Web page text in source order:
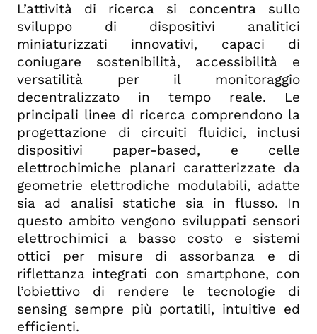
L’attività di ricerca si concentra sullo
sviluppo di dispositivi analitici
miniaturizzati innovativi, capaci di
coniugare sostenibilità, accessibilità e
versatilità per il monitoraggio
decentralizzato in tempo reale. Le
principali linee di ricerca comprendono la
progettazione di circuiti fluidici, inclusi
dispositivi paper-based, e celle
elettrochimiche planari caratterizzate da
geometrie elettrodiche modulabili, adatte
sia ad analisi statiche sia in flusso. In
questo ambito vengono sviluppati sensori
elettrochimici a basso costo e sistemi
ottici per misure di assorbanza e di
riflettanza integrati con smartphone, con
l’obiettivo di rendere le tecnologie di
sensing sempre più portatili, intuitive ed
efficienti.